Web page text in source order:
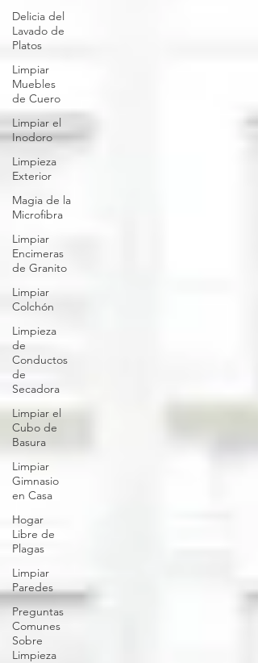
Delicia del
Lavado de
Platos
Limpiar
Muebles
de Cuero
Limpiar el
Inodoro
Limpieza
Exterior
Magia de la
Microfibra
Limpiar
Encimeras
de Granito
Limpiar
Colchón
Limpieza
de
Conductos
de
Secadora
Limpiar el
Cubo de
Basura
Limpiar
Gimnasio
en Casa
Hogar
Libre de
Plagas
Limpiar
Paredes
Preguntas
Comunes
Sobre
Limpieza